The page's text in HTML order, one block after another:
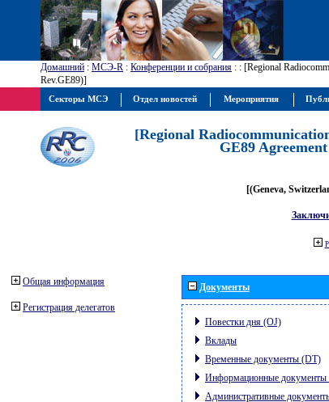
Домашний : МСЭ-R : Конференции и собрания : : [Regional
Rev.GE89)]
[Regional
GE89
[(Geneva,
Общая информация
Регистрация делегатов
Документы
Повестки дня (OJ)
Вклады
Временные документы (DT)
Информационные
Административные
Секторы МСЭ Отдел новостей Мероприятия